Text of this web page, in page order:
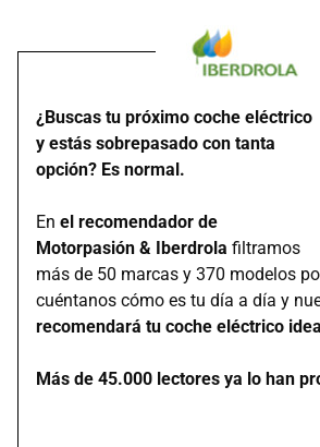
¿Buscas tu próximo coche eléctrico
y estás sobrepasado con tanta
opción? Es normal.
En el recomendador de
Motorpasión & Iberdrola filtramos
más de 50 marcas y 370 modelos
cuéntanos cómo es tu día a día y
recomendará tu coche eléctrico
Más de 45.000 lectores ya lo han